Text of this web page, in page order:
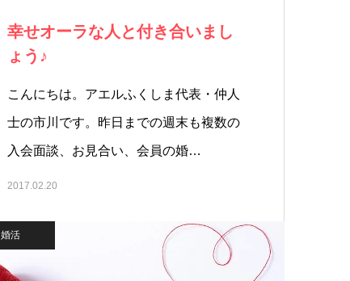
幸せオーラな人と付き合いまし
ょう♪
こんにちは。アエルふくしま代表・仲人
士の市川です。昨日までの週末も複数の
入会面談、お見合い、会員の婚…
2017.02.20
婚活